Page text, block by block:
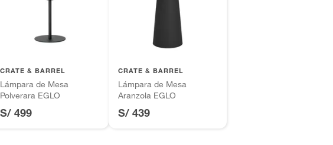
productos para asfalto.
tecnología, línea blanca, colchones, muebles,
suplementos alimenticios, vitaminas.
CRATE & BARREL
Lámpara de Mesa
Polverara EGLO
S/ 499
CRATE & BARREL
Lámpara de Mesa
Aranzola EGLO
S/ 439